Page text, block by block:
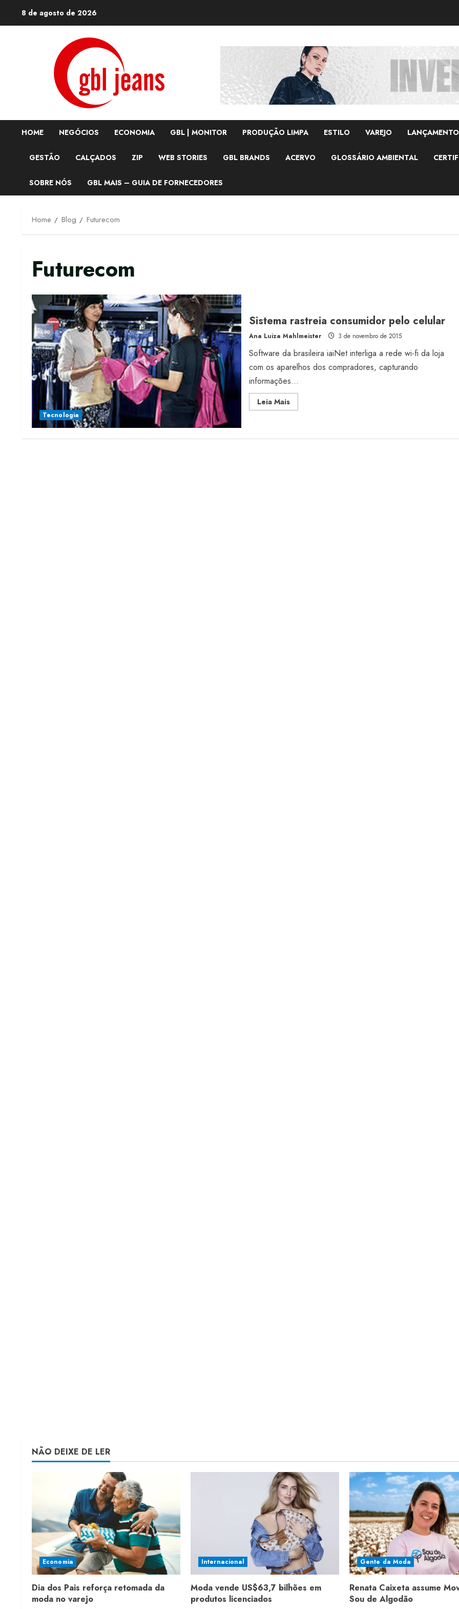
8 de agosto de 2026
HOME NEGÓCIOS ECONOMIA GBL | MONITOR PRODUÇÃO LIMPA ESTILO VAREJO
GESTÃO CALÇADOS ZIP WEB STORIES GBL BRANDS ACERVO GLOSSÁRIO AMBIENTAL
SOBRE NÓS GBL MAIS – GUIA DE FORNECEDORES
Home Blog Futurecom
Futurecom
Tecnologia
Sistema rastreia consumidor pelo celular
Ana Luiza Mahlmeister 3 de novembro de 2015
Software da brasileira iaiNet interliga a rede wi-fi da loja
com os aparelhos dos compradores, capturando
informações...
Leia MaisRead
more
NÃO DEIXE DE LER
Economia
Dia dos Pais reforça retomada da
moda no varejo
Internacional
Moda vende US$63,7 bilhões em
produtos licenciados
Gente da Moda
Renata Caixeta assume
Sou de Algodão